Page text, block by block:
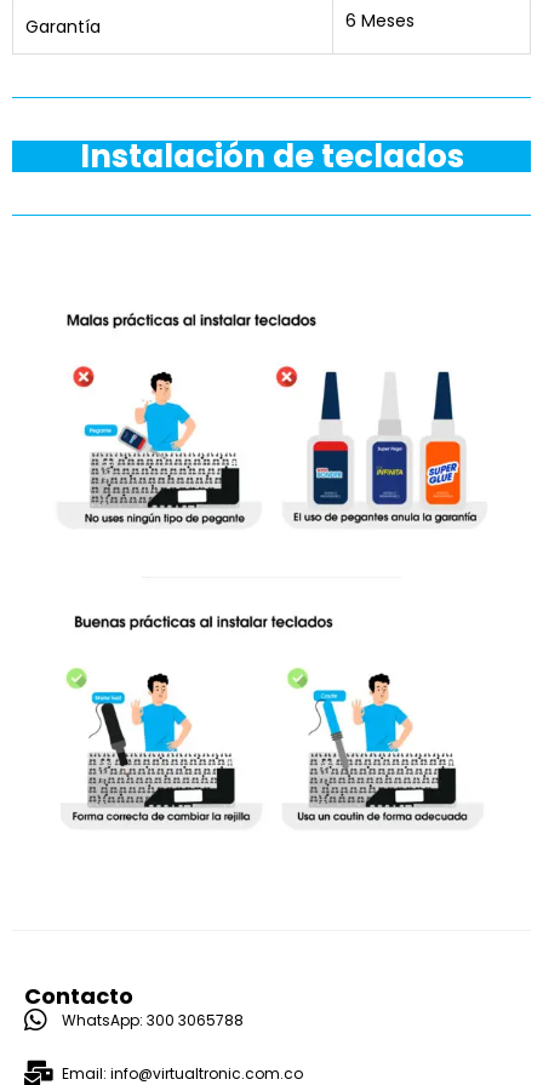
Garantía 6 Meses
Instalación de teclados
Contacto
WhatsApp: 300 3065788
Email: info@virtualtronic.com.co